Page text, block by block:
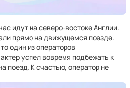
идут на северо-востоке Англии.
прямо на движущемся поезде.
один из операторов
успел вовремя подбежать к
поезд. К счастью, оператор не